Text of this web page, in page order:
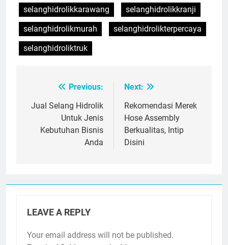
selanghidrolikkarawang
selanghidrolikkranji
selanghidrolikmurah
selanghidrolikterpercaya
selanghidroliktruk
navigation
Previous:
Jual Selang Hidrolik
Untuk Jenis
Kebutuhan Bisnis
Anda
Next:
Rekomendasi Merek
Hose Assembly
Berkualitas, Intip
Disini
LEAVE A REPLY
Your email address will not be published.